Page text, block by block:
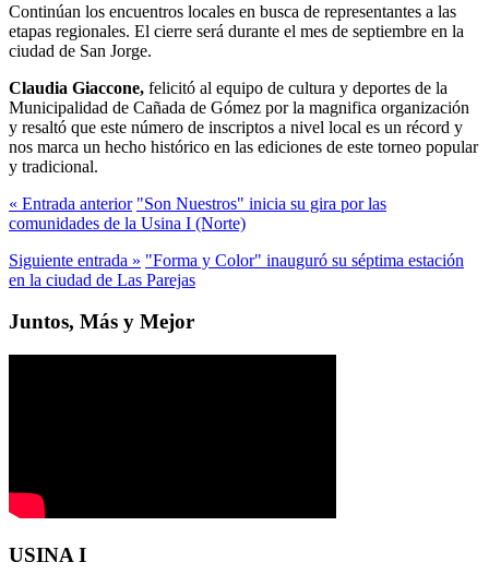
Continúan los encuentros locales en busca de representantes a las
etapas regionales. El cierre será durante el mes de septiembre en la
ciudad de San Jorge.
Claudia Giaccone, felicitó al equipo de cultura y deportes de la
Municipalidad de Cañada de Gómez por la magnifica organización
y resaltó que este número de inscriptos a nivel local es un récord y
nos marca un hecho histórico en las ediciones de este torneo popular
y tradicional.
« Entrada anterior "Son Nuestros" inicia su gira por las
comunidades de la Usina I (Norte)
Siguiente entrada » "Forma y Color" inauguró su séptima estación
en la ciudad de Las Parejas
Juntos, Más y Mejor
USINA I